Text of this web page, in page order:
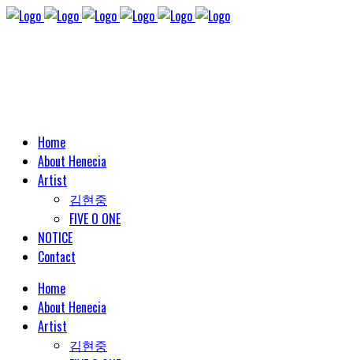
Home
About Henecia
Artist
김현중
FIVE O ONE
NOTICE
Contact
Home
About Henecia
Artist
김현중